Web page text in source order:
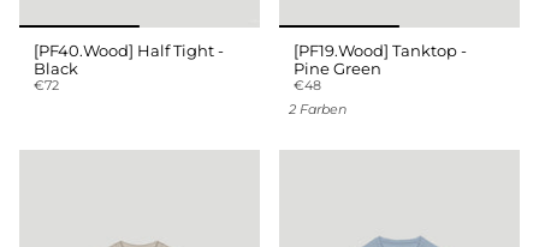
[PF40.Wood] Half Tight -
Black
€72
[PF19.Wood] Tanktop -
Pine Green
€48
2 Farben